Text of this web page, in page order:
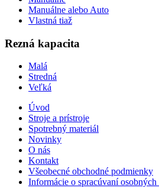
Manuálne alebo Auto
Vlastná tiaž
Rezná kapacita
Malá
Stredná
Veľká
Úvod
Stroje a prístroje
Spotrebný materiál
Novinky
O nás
Kontakt
Všeobecné obchodné podmienky
Informácie o spracúvaní